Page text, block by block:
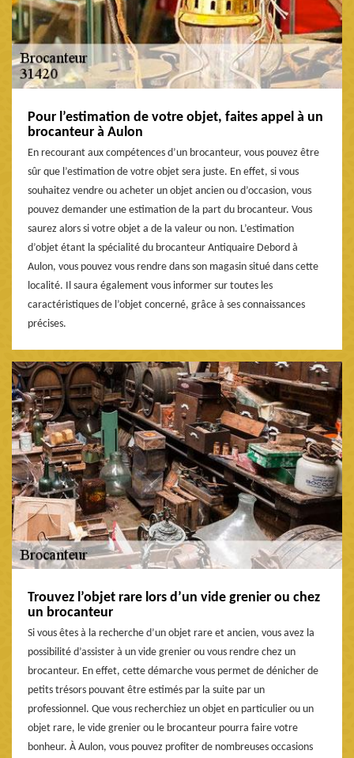
Pour l’estimation de votre objet, faites appel à un
brocanteur à Aulon
En recourant aux compétences d’un brocanteur, vous pouvez être
sûr que l’estimation de votre objet sera juste. En effet, si vous
souhaitez vendre ou acheter un objet ancien ou d’occasion, vous
pouvez demander une estimation de la part du brocanteur. Vous
saurez alors si votre objet a de la valeur ou non. L’estimation
d’objet étant la spécialité du brocanteur Antiquaire Debord à
Aulon, vous pouvez vous rendre dans son magasin situé dans cette
localité. Il saura également vous informer sur toutes les
caractéristiques de l’objet concerné, grâce à ses connaissances
précises.
Trouvez l’objet rare lors d’un vide grenier ou chez
un brocanteur
Si vous êtes à la recherche d’un objet rare et ancien, vous avez la
possibilité d’assister à un vide grenier ou vous rendre chez un
brocanteur. En effet, cette démarche vous permet de dénicher de
petits trésors pouvant être estimés par la suite par un
professionnel. Que vous recherchiez un objet en particulier ou un
objet rare, le vide grenier ou le brocanteur pourra faire votre
bonheur. À Aulon, vous pouvez profiter de nombreuses occasions